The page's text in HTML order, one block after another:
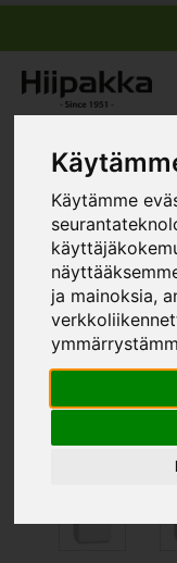
Käytämme
ja mainoksia,